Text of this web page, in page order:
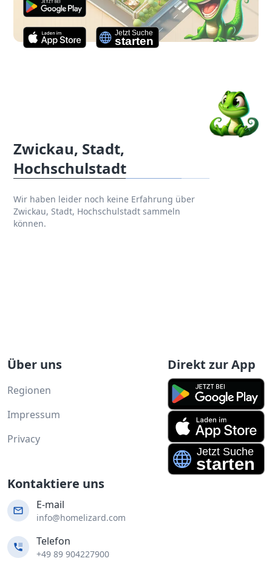
Zwickau, Stadt,
Hochschulstadt
Wir haben leider noch keine Erfahrung über
Zwickau, Stadt, Hochschulstadt sammeln
können.
Über uns
Regionen
Impressum
Privacy
Direkt zur App
Kontaktiere uns
E-mail
info@homelizard.com
Telefon
+49 89 904227900